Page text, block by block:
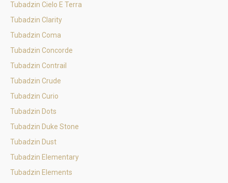
Tubadzin Cielo E Terra
Tubadzin Clarity
Tubadzin Coma
Tubadzin Concorde
Tubadzin Contrail
Tubadzin Crude
Tubadzin Curio
Tubadzin Dots
Tubadzin Duke Stone
Tubadzin Dust
Tubadzin Elementary
Tubadzin Elements